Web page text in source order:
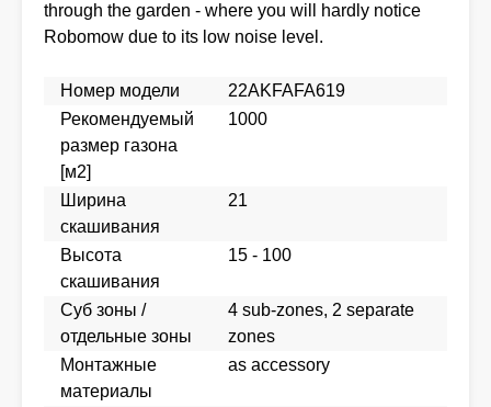
through the garden - where you will hardly notice
Robomow due to its low noise level.
Номер модели
22AKFAFA619
Рекомендуемый
размер газона
[м2]
1000
Ширина
скашивания
21
Высота
скашивания
15 - 100
Суб зоны /
отдельные зоны
4 sub-zones, 2 separate
zones
Монтажные
материалы
as accessory